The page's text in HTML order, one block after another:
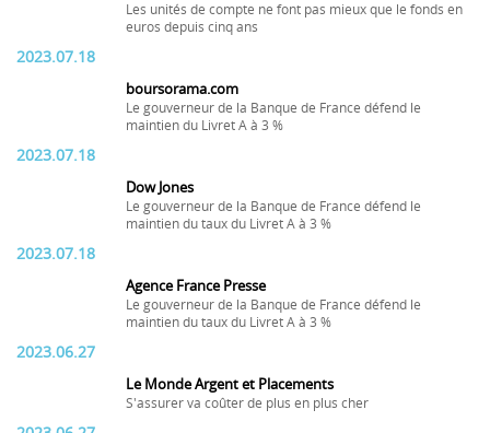
Les unités de compte ne font pas mieux que le fonds en
euros depuis cinq ans
2023.07.18
boursorama.com
Le gouverneur de la Banque de France défend le
maintien du Livret A à 3 %
2023.07.18
Dow Jones
Le gouverneur de la Banque de France défend le
maintien du taux du Livret A à 3 %
2023.07.18
Agence France Presse
Le gouverneur de la Banque de France défend le
maintien du taux du Livret A à 3 %
2023.06.27
Le Monde Argent et Placements
S'assurer va coûter de plus en plus cher